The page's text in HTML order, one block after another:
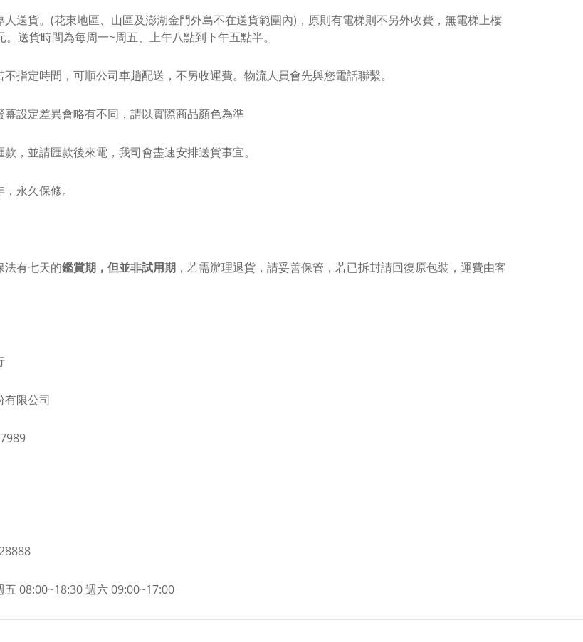
送貨。(花東地區、山區及澎湖金門外島不在送貨範圍內)，原則有電梯則不另外收費，無電梯上樓
送貨時間為每周一~周五、上午八點到下午五點半。
指定時間，可順公司車趟配送，不另收運費。物流人員會先與您電話聯繫。
設定差異會略有不同，請以實際商品顏色為準
，並請匯款後來電，我司會盡速安排送貨事宜。
永久保修。
有七天的鑑賞期，但並非試用期，若需辦理退貨，請妥善保管，若已拆封請回復原包裝，運費由客
限公司
五 08:00~18:30 週六 09:00~17:00